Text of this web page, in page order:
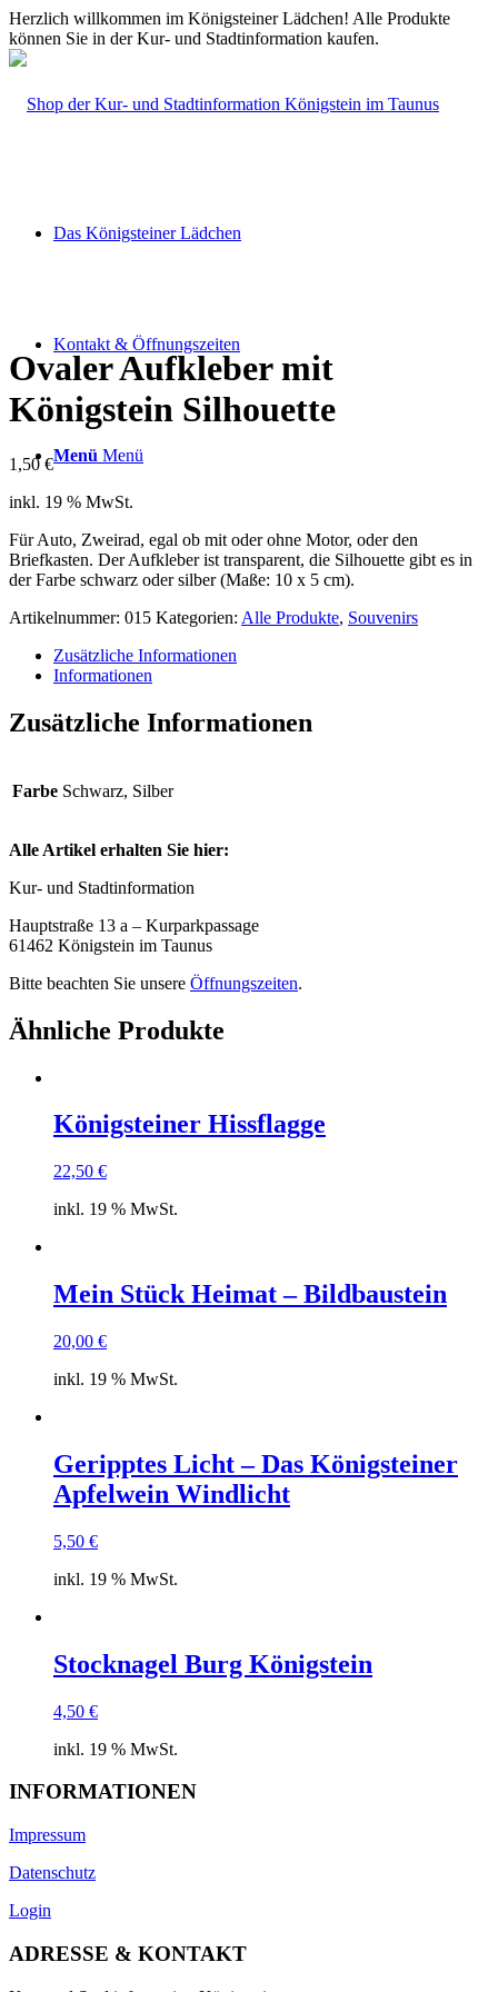
Herzlich willkommen im Königsteiner Lädchen! Alle Produkte
können Sie in der Kur- und Stadtinformation kaufen.
Das Königsteiner Lädchen
Kontakt & Öffnungszeiten
Menü Menü
Ovaler Aufkleber mit
Königstein Silhouette
1,50€
inkl. 19 % MwSt.
Für Auto, Zweirad, egal ob mit oder ohne Motor, oder den
Briefkasten. Der Aufkleber ist transparent, die Silhouette gibt es in
der Farbe schwarz oder silber (Maße: 10 x 5 cm).
Artikelnummer: 015 Kategorien: Alle Produkte, Souvenirs
Zusätzliche Informationen
Informationen
Zusätzliche Informationen
Farbe Schwarz, Silber
Alle Artikel erhalten Sie hier:
Kur- und Stadtinformation
Hauptstraße 13 a – Kurparkpassage
61462 Königstein im Taunus
Bitte beachten Sie unsere Öffnungszeiten.
Ähnliche Produkte
Königsteiner Hissflagge
22,50 €
inkl. 19 % MwSt.
Mein Stück Heimat – Bildbaustein
20,00 €
inkl. 19 % MwSt.
Geripptes Licht – Das Königsteiner
Apfelwein Windlicht
5,50 €
inkl. 19 % MwSt.
Stocknagel Burg Königstein
4,50 €
inkl. 19 % MwSt.
INFORMATIONEN
Impressum
Datenschutz
Login
ADRESSE & KONTAKT